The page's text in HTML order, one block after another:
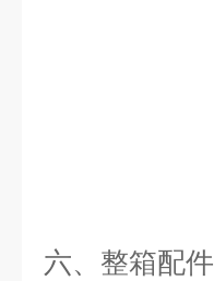
六、整箱配件